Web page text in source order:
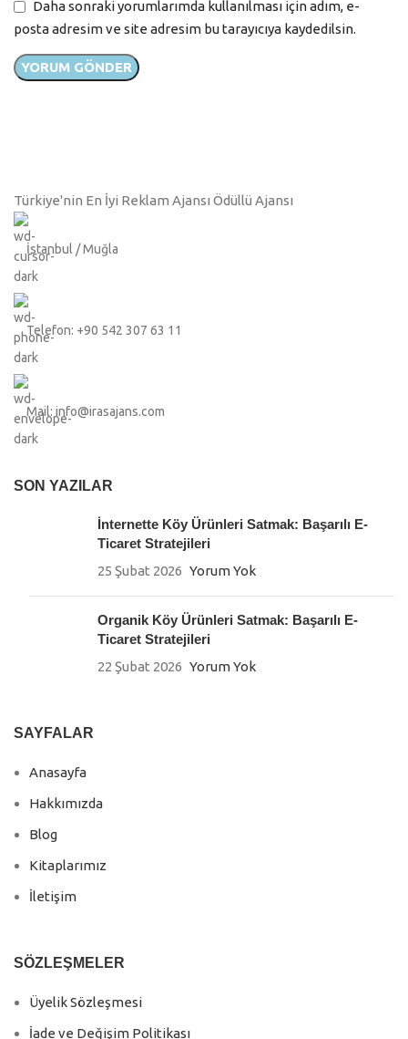
Daha sonraki yorumlarımda kullanılması için adım, e-
posta adresim ve site adresim bu tarayıcıya kaydedilsin.
Türkiye'nin En İyi Reklam Ajansı Ödüllü Ajansı
İstanbul / Muğla
Telefon: +90 542 307 63 11
Mail: info@irasajans.com
SON YAZILAR
İnternette Köy Ürünleri Satmak: Başarılı E-
Ticaret Stratejileri
25 Şubat 2026 Yorum Yok
Organik Köy Ürünleri Satmak: Başarılı E-
Ticaret Stratejileri
22 Şubat 2026 Yorum Yok
SAYFALAR
Anasayfa
Hakkımızda
Blog
Kitaplarımız
İletişim
SÖZLEŞMELER
Üyelik Sözleşmesi
İade ve Değişim Politikası